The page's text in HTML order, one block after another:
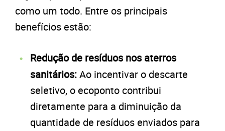
como um todo. Entre os principais
benefícios estão:
Redução de resíduos nos aterros
sanitários:Ao incentivar o descarte
seletivo, o ecoponto contribui
diretamente para a diminuição da
quantidade de resíduos enviados para